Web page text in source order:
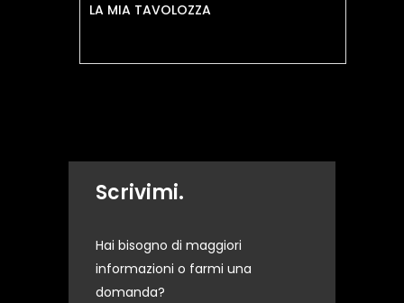
LA MIA TAVOLOZZA
Scrivimi.
Hai bisogno di maggiori
informazioni o farmi una
domanda?